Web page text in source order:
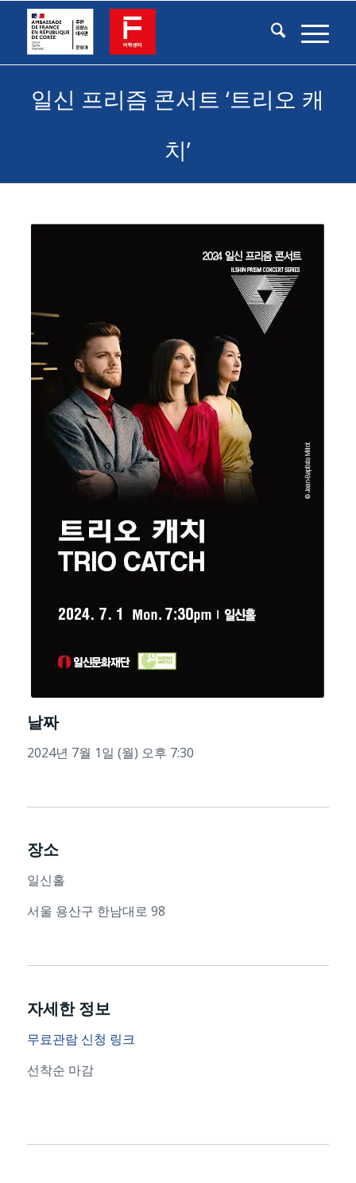
일신 프리즘 콘서트 ‘트리오 캐
치’
날짜
2024년 7월 1일 (월) 오후 7:30
장소
일신홀
서울 용산구 한남대로 98
자세한 정보
무료관람 신청 링크
선착순 마감